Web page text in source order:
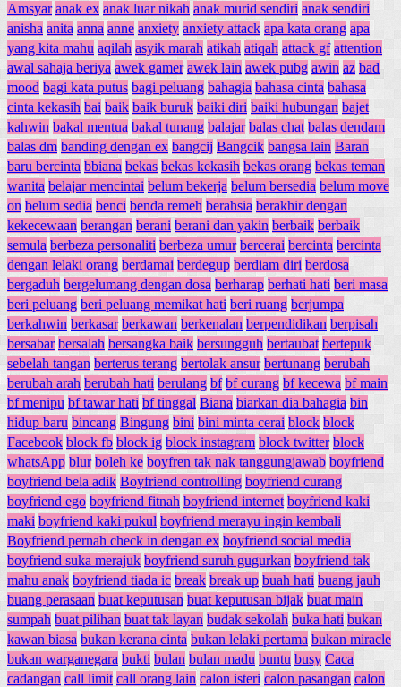
Amsyar anak ex anak luar nikah anak murid sendiri anak sendiri
anisha anita anna anne anxiety anxiety attack apa kata orang apa
yang kita mahu aqilah asyik marah atikah atiqah attack gf attention
awal sahaja beriya awek gamer awek lain awek pubg awin az bad
mood bagi kata putus bagi peluang bahagia bahasa cinta bahasa
cinta kekasih bai baik baik buruk baiki diri baiki hubungan bajet
kahwin bakal mentua bakal tunang balajar balas chat balas dendam
balas dm banding dengan ex bangcij Bangcik bangsa lain Baran
baru bercinta bbiana bekas bekas kekasih bekas orang bekas teman
wanita belajar mencintai belum bekerja belum bersedia belum move
on belum sedia benci benda remeh berahsia berakhir dengan
kekecewaan berangan berani berani dan yakin berbaik berbaik
semula berbeza personaliti berbeza umur bercerai bercinta bercinta
dengan lelaki orang berdamai berdegup berdiam diri berdosa
bergaduh bergelumang dengan dosa berharap berhati hati beri masa
beri peluang beri peluang memikat hati beri ruang berjumpa
berkahwin berkasar berkawan berkenalan berpendidikan berpisah
bersabar bersalah bersangka baik bersungguh bertaubat bertepuk
sebelah tangan berterus terang bertolak ansur bertunang berubah
berubah arah berubah hati berulang bf bf curang bf kecewa bf main
bf menipu bf tawar hati bf tinggal Biana biarkan dia bahagia bin
hidup baru bincang Bingung bini bini minta cerai block block
Facebook block fb block ig block instagram block twitter block
whatsApp blur boleh ke boyfren tak nak tanggungjawab boyfriend
boyfriend bela adik Boyfriend controlling boyfriend curang
boyfriend ego boyfriend fitnah boyfriend internet boyfriend kaki
maki boyfriend kaki pukul boyfriend merayu ingin kembali
Boyfriend pernah check in dengan ex boyfriend social media
boyfriend suka merajuk boyfriend suruh gugurkan boyfriend tak
mahu anak boyfriend tiada ic break break up buah hati buang jauh
buang perasaan buat keputusan buat keputusan bijak buat main
sumpah buat pilihan buat tak layan budak sekolah buka hati bukan
kawan biasa bukan kerana cinta bukan lelaki pertama bukan miracle
bukan warganegara bukti bulan bulan madu buntu busy Caca
cadangan call limit call orang lain calon isteri calon pasangan calon